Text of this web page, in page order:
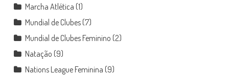
Marcha Atlética (1)
Mundial de Clubes(7)
Mundial de Clubes Feminino (2)
Natação (9)
Nations League Feminina (9)